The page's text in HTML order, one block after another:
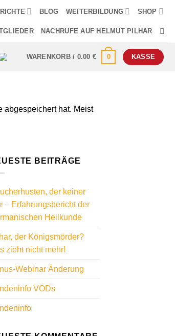
BLOG WEITERBILDUNG SHOP
NACHRUFE AUF HELMUT PILHAR
WARENKORB / 0.00 € 0 KASSE
abgespeichert hat. Meist
BEITRÄGE
der keiner
– Erfahrungsbericht der
Heilkunde
der Königsmörder?
zieht nicht mehr!
Webinar Änderung
VODs